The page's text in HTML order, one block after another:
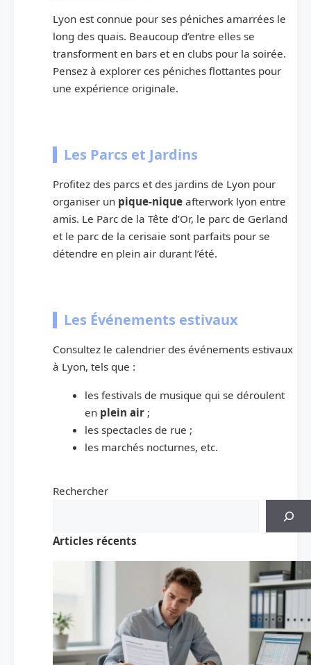
Lyon est connue pour ses péniches amarrées le
long des quais. Beaucoup d’entre elles se
transforment en bars et en clubs pour la soirée.
Pensez à explorer ces péniches flottantes pour
une expérience originale.
Les Parcs et Jardins
Profitez des parcs et des jardins de Lyon pour
organiser un pique-nique afterwork lyon entre
amis. Le Parc de la Tête d’Or, le parc de Gerland
et le parc de la cerisaie sont parfaits pour se
détendre en plein air durant l’été.
Les Événements estivaux
Consultez le calendrier des événements estivaux
à Lyon, tels que :
les festivals de musique qui se déroulent
en plein air;
les spectacles de rue ;
les marchés nocturnes, etc.
Rechercher
Articles récents